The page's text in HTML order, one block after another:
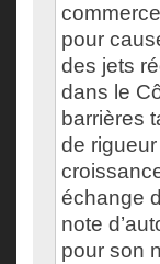
pour
des jets
dans le
barrières
de
échange
note
pour son